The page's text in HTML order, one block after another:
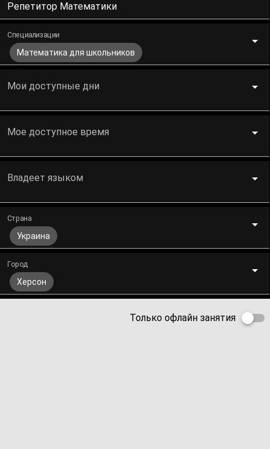
Репетитор Математики
Специализации
Математика для школьников
Мои доступные дни
Мое доступное время
Владеет языком
Страна
Украина
Город
Херсон
Только офлайн занятия